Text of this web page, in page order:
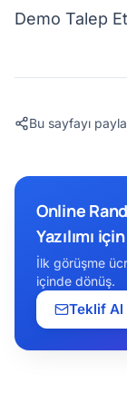
Demo Talep Et
Bu sayfayı
Online
Yazılımı
İlk görüşme
içinde dönüş.
Teklif Al